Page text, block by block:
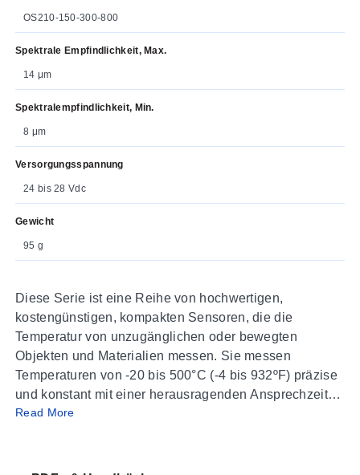
OS210-150-300-800
Spektrale Empfindlichkeit, Max.
14 μm
Spektralempfindlichkeit, Min.
8 μm
Versorgungsspannung
24 bis 28 Vdc
Gewicht
95 g
Diese Serie ist eine Reihe von hochwertigen,
kostengünstigen, kompakten Sensoren, die die
Temperatur von unzugänglichen oder bewegten
Objekten und Materialien messen. Sie messen
Temperaturen von -20 bis 500°C (-4 bis 932ºF) präzise
und konstant mit einer herausragenden Ansprechzeit
von 240 ms. Infrarot-(IR)-Sensoren sind entweder als 2-
und bieten eine einfache Lösung für die meisten
Read More